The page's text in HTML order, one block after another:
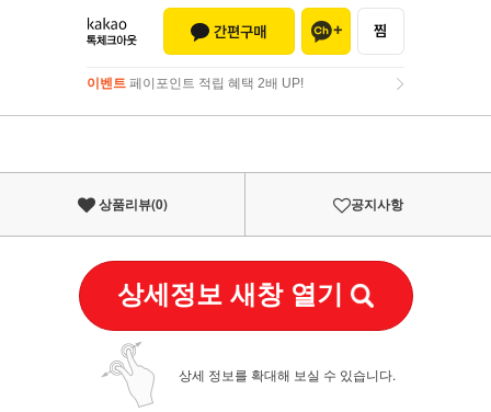
이벤트 페이포인트 적립 혜택 2배 UP!
이벤트페이포인트 적립 혜택 2배 UP!
상품리뷰(0) 공지사항
상세정보 새창 열기
상세 정보를 확대해 보실 수 있습니다.